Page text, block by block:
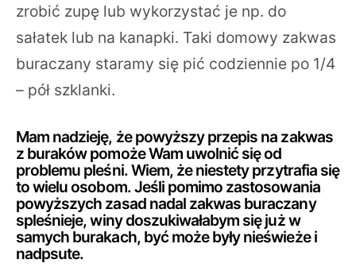
zrobić zupę lub wykorzystać je np. do
sałatek lub na kanapki. Taki domowy zakwas
buraczany staramy się pić codziennie po 1/4
– pół szklanki.
Mam nadzieję, że powyższy przepis na zakwas
z buraków pomoże Wam uwolnić się od
problemu pleśni. Wiem, że niestety przytrafia się
to wielu osobom. Jeśli pomimo zastosowania
powyższych zasad nadal zakwas buraczany
spleśnieje, winy doszukiwałabym się już w
samych burakach, być może były nieświeże i
nadpsute.